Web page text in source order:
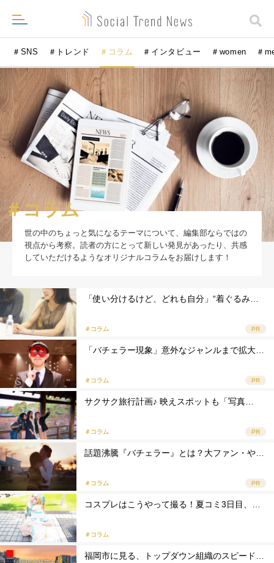
＃SNS ＃トレンド ＃コラム ＃インタビュー ＃women ＃
＃コラム
世の中のちょっと気になるテーマについて、編集部ならではの
視点から考察。読者の方にとって新しい発見があったり、共感
していただけるようなオリジナルコラムをお届けします！
「使い分けるけど、どれも自分」“着ぐるみ…
＃コラム PR
「バチェラー現象」意外なジャンルまで拡大…
＃コラム PR
サクサク旅行計画♪ 映えスポットも「写真…
＃コラム PR
話題沸騰『バチェラー』とは？大ファン・や…
＃コラム PR
コスプレはこうやって撮る！夏コミ3日目、…
＃コラム
福岡市に見る、トップダウン組織のスピード…